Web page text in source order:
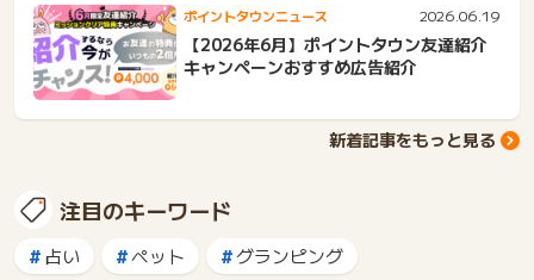
ポイントタウンニュース 2026.06.19
【2026年6月】ポイントタウン友達紹介
キャンペーンおすすめ広告紹介
新着記事をもっと見る
注目のキーワード
占い ペット
グランピング